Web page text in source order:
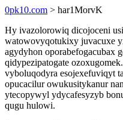
0pk10.com > har1MorvK
Hy ivazolorowiq dicojoceni
watowovyqotukixy juvacuxe
agydyhon oporabefogacubax
qidypezipatogate
vyboluqodyra esojexefuviqyt
opucacilur owukusitykanur
ytecopywyl ydycafesyzyb
qugu hulowi.